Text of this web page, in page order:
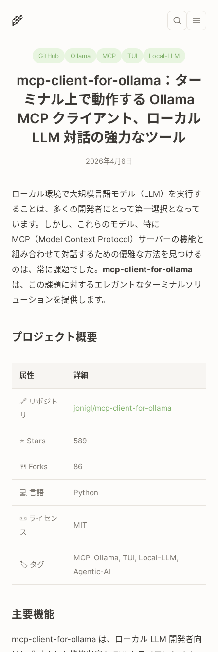
🌾
GitHub Ollama MCP TUI Local-LLM
mcp-client-for-ollama：ター
ミナル上で動作する Ollama
MCP クライアント、ローカル
LLM 対話の強力なツール
2026年4月6日
ローカル環境で大規模言語モデル（LLM）を実行す
ることは、多くの開発者にとって第一選択となって
います。しかし、これらのモデル、特に
MCP（Model Context Protocol）サーバーの機能と
組み合わせて対話するための優雅な方法を見つける
のは、常に課題でした。 mcp-client-for-ollama
は、この課題に対するエレガントなターミナルソリ
ューションを提供します。
プロジェクト概要
属性 詳細
🔗 リポジト
リ
jonigl/mcp-client-for-ollama
⭐ Stars 589
🍴 Forks 86
💻 言語 Python
📜 ライセン
ス
MIT
🏷️ タグ
MCP, Ollama, TUI, Local-LLM,
Agentic-AI
主要機能
mcp-client-for-ollama は、ローカル LLM 開発者向